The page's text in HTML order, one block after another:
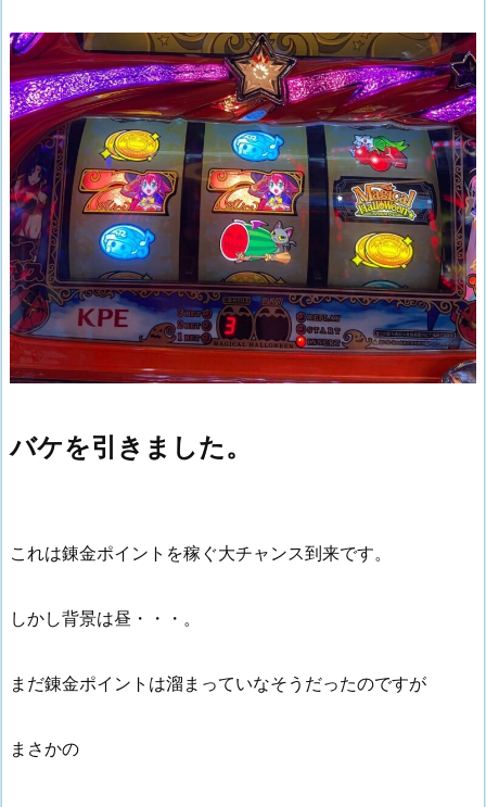
バケを引きました。
これは錬金ポイントを稼ぐ大チャンス到来です。
しかし背景は昼・・・。
まだ錬金ポイントは溜まっていなそうだったのですが
まさかの